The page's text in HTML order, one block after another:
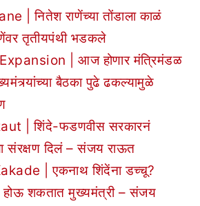
| नितेश राणेंच्या तोंडाला काळं
तृतीयपंथी भडकले
| आज होणार मंत्रिमंडळ
बैठका पुढे ढकल्यामुळे
| शिंदे-फडणवीस सरकारनं
संरक्षण दिलं – संजय राऊत
| एकनाथ शिंदेंना डच्चू?
होऊ शकतात मुख्यमंत्री – संजय